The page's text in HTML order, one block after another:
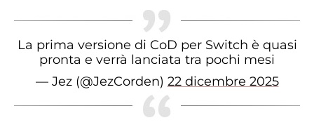
La prima versione di CoD per Switch è quasi
pronta e verrà lanciata tra pochi mesi
— Jez (@JezCorden) 22 dicembre 2025